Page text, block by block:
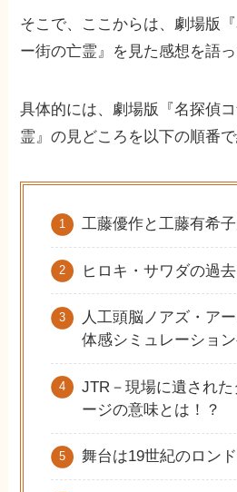
そこで、ここからは、劇場版
ー街の亡霊』を見た感想を語っ
具体的には、劇場版『名探偵
霊』の見どころを以下の順番
工藤優作と工藤有希
ヒロキ・サワダの過
人工頭脳ノアズ・ア
体感シミュレーショ
JTR－現場に遺され
ージの意味とは！？
舞台は19世紀のロンド